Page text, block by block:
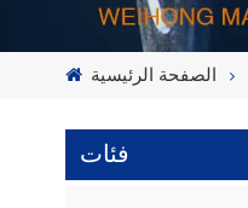
الصفحة الرئيسية
فئات